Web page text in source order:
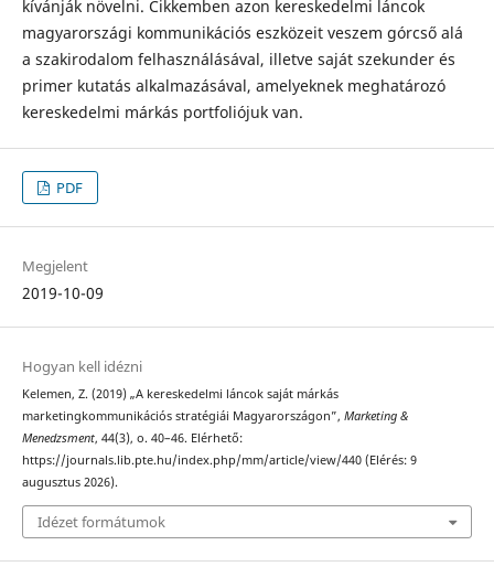
kívánják növelni. Cikkemben azon kereskedelmi láncok
magyarországi kommunikációs eszközeit veszem górcső alá
a szakirodalom felhasználásával, illetve saját szekunder és
primer kutatás alkalmazásával, amelyeknek meghatározó
kereskedelmi márkás portfoliójuk van.
PDF
Megjelent
2019-10-09
Hogyan kell idézni
Kelemen, Z. (2019) „A kereskedelmi láncok saját márkás
marketingkommunikációs stratégiái Magyarországon”, Marketing &
Menedzsment, 44(3), o. 40–46. Elérhető:
https://journals.lib.pte.hu/index.php/mm/article/view/440 (Elérés: 9
augusztus 2026).
Idézet formátumok